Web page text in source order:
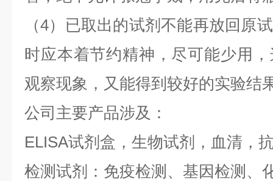
（4）已取出的试剂不能再放回原
时应本着节约精神，尽可能少用
观察现象，又能得到较好的实验结
公司主要产品涉及：
ELISA试剂盒，生物试剂，血清，
检测试剂：免疫检测、基因检测、